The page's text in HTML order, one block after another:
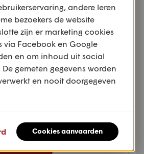
Veloce
DRIECILINDER
motor
andere leren
bezoekers de website
zijn er marketing cookies
via Facebook en Google
en om inhoud uit social
gemeten gegevens worden
en nooit doorgegeven
Cookies aanvaarden